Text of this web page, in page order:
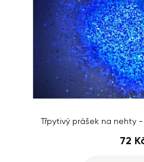
Třpytivý prášek na nehty
72